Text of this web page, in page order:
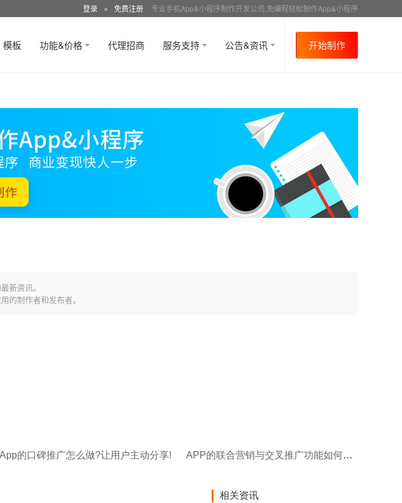
登录 ● 免费注册 专业手机App&小程序制作开发公司,免编程轻松制作App&小程序
模板 功能&价格 代理招商 服务支持 公告&资讯 开始制作
新资讯。
的制作者和发布者。
App的口碑推广怎么做?让用户主动分享! APP的联合营销与交叉推广功能如何实现?
相关资讯